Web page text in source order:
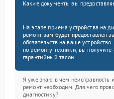
Какие документы вы
На этапе приема устройства на
ремонт вам будет предоставлен
обязательств на ваше
по ремонту техники, вы
гарантийный талон.
Я уже знаю в чем неисправность
ремонт необходим. Для чего
диагностику?